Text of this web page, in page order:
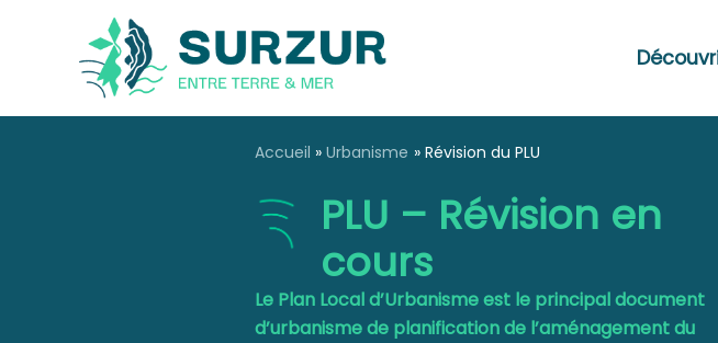
Accueil Urbanisme Révision du PLU
PLU – Révision en
cours
Le Plan Local d’Urbanisme est le principal document
d’urbanisme de planification de l’aménagement du